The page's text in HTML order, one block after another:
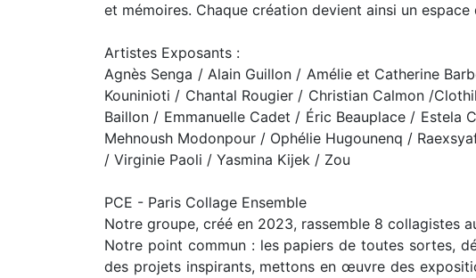
et mémoires. Chaque création devient ainsi un
Artistes Exposants :
Agnès Senga / Alain Guillon / Amélie et Catherine
Kouninioti / Chantal Rougier / Christian Calmon /
Baillon / Emmanuelle Cadet / Éric Beauplace / Estela
Mehnoush Modonpour / Ophélie Hugounenq /
/ Virginie Paoli / Yasmina Kijek / Zou
PCE - Paris Collage Ensemble
Notre groupe, créé en 2023, rassemble 8 collagistes
Notre point commun : les papiers de toutes sortes,
des projets inspirants, mettons en œuvre des